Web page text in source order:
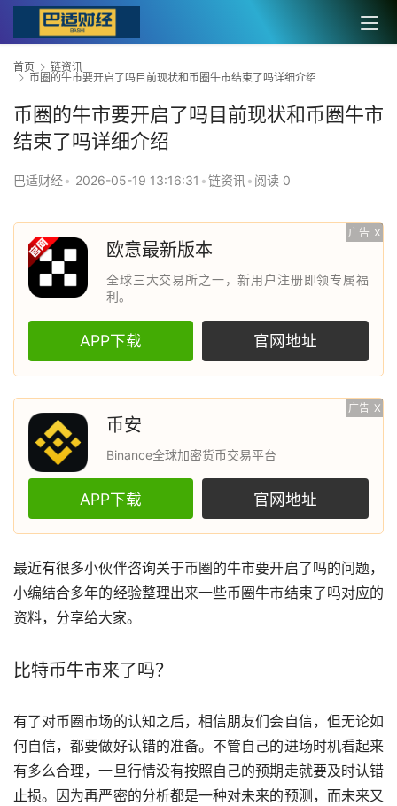
首页
链资讯
币圈的牛市要开启了吗目前现状和币圈牛市结束了吗详细介绍
币圈的牛市要开启了吗目前现状和币圈牛市
结束了吗详细介绍
巴适财经• 2026-05-19 13:16:31 •链资讯• 阅读 0
广告 X
欧意最新版本
全球三大交易所之一，新用户注册即领专属福
利。
APP下载 官网地址
广告 X
币安
Binance全球加密货币交易平台
APP下载 官网地址
最近有很多小伙伴咨询关于币圈的牛市要开启了吗的问题，
小编结合多年的经验整理出来一些币圈牛市结束了吗对应的
资料，分享给大家。
比特币牛市来了吗？
有了对币圈市场的认知之后，相信朋友们会自信，但无论如
何自信，都要做好认错的准备。不管自己的进场时机看起来
有多么合理，一旦行情没有按照自己的预期走就要及时认错
止损。因为再严密的分析都是一种对未来的预测，而未来又